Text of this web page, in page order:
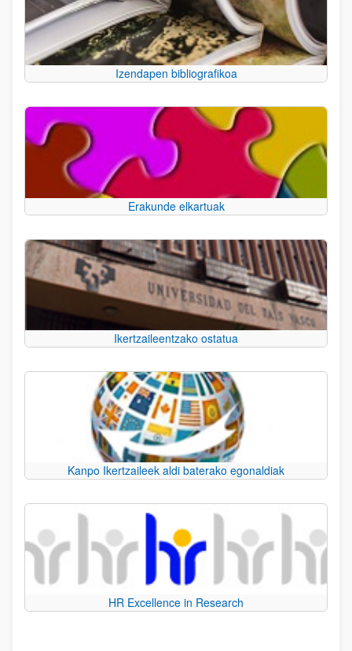
Izendapen bibliografikoa
Erakunde elkartuak
Ikertzaileentzako ostatua
Kanpo Ikertzaileek aldi baterako egonaldiak
HR Excellence in Research